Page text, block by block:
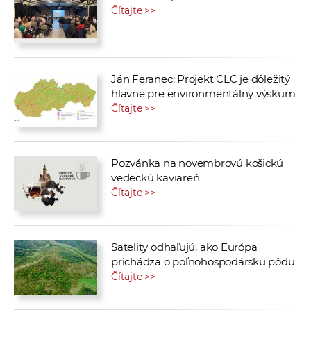
Čítajte >>
Ján Feranec: Projekt CLC je dôležitý
hlavne pre environmentálny výskum
Čítajte >>
Pozvánka na novembrovú košickú
vedeckú kaviareň
Čítajte >>
Satelity odhaľujú, ako Európa
prichádza o poľnohospodársku pôdu
Čítajte >>